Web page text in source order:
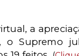
a
Supremo